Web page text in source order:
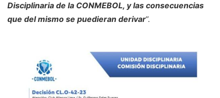
Disciplinaria de la CONMEBOL, y las consecuencias
que del mismo se puedieran derivar”.